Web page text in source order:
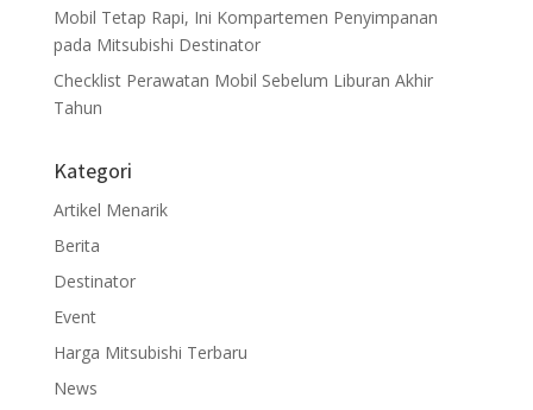
Mobil Tetap Rapi, Ini Kompartemen Penyimpanan
pada Mitsubishi Destinator
Checklist Perawatan Mobil Sebelum Liburan Akhir
Tahun
Kategori
Artikel Menarik
Berita
Destinator
Event
Harga Mitsubishi Terbaru
News